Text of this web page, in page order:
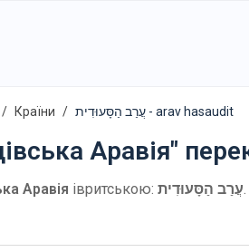
Країни עֲרַב הַסָּעוּדִית - arav hasaudit
Аравія"
Аравія івритською: עֲרַב הַסָּעוּדִית.